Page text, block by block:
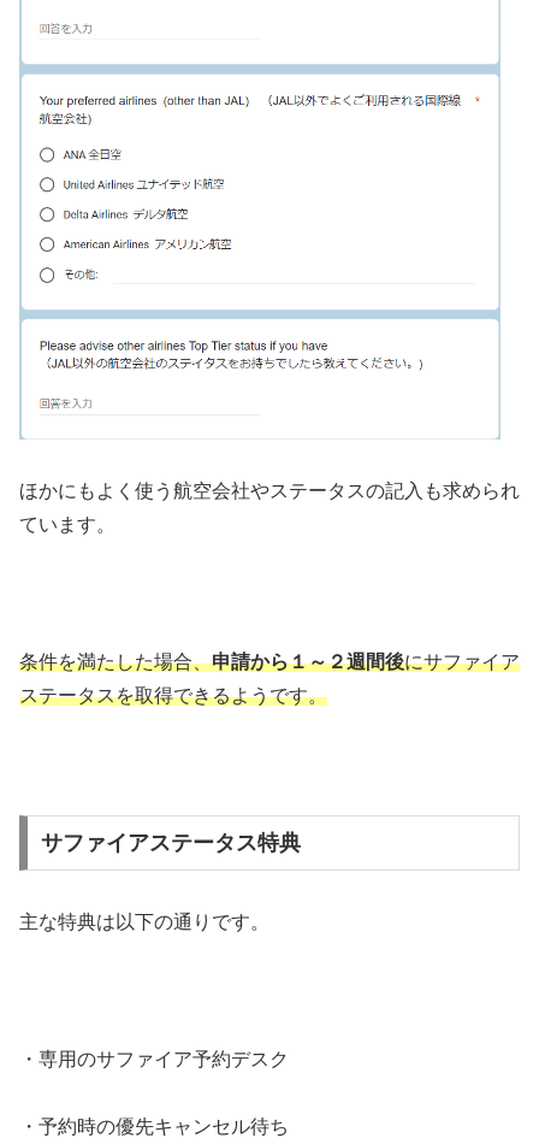
ほかにもよく使う航空会社やステータスの記入も求められ
ています。
条件を満たした場合、申請から１～２週間後にサファイア
ステータスを取得できるようです。
サファイアステータス特典
主な特典は以下の通りです。
・専用のサファイア予約デスク
・予約時の優先キャンセル待ち